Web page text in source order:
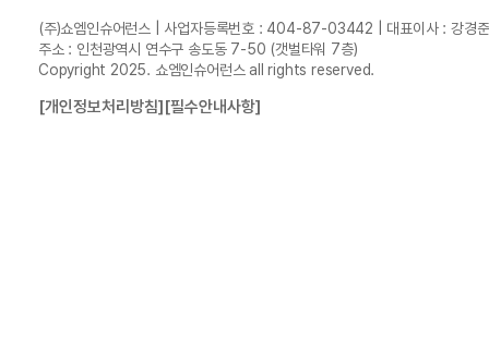
(주)쇼엠인슈어런스 | 사업자등록번호 : 404-87-03442 | 대표이사 : 강경준
주소 : 인천광역시 연수구 송도동 7-50 (갯벌타워 7층)
Copyright 2025. 쇼엠인슈어런스 all rights reserved.
[개인정보처리방침][필수안내사항]